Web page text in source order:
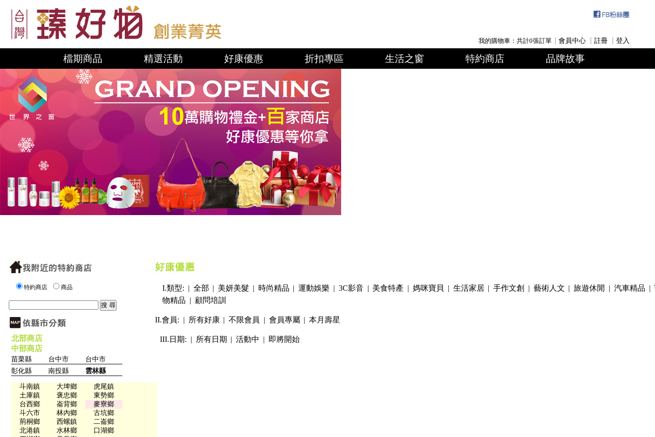
我的購物車：共計0張訂單 會員中心 註冊 登入
檔期商品 精選活動 好康優惠 折扣專區 生活之窗 特約商店 品牌故事
特約商店 商品
北部商店
中部商店
苗栗縣 台中市
台中市
彰化縣
南投縣 雲林縣
斗南鎮 大埤鄉
虎尾鎮
土庫鎮
褒忠鄉
東勢鄉
台西鄉
崙背鄉
麥寮鄉
斗六市
林內鄉
古坑鄉
荊桐鄉
西螺鎮
二崙鄉
北港鎮
水林鄉
口湖鄉
I.類型: | 全部 | 美妍美髮 | 時尚精品 |運動娛樂 | 3C影音| 美食特產 | 媽咪寶貝 | 生活家居|手作文創 | 藝術人文 |旅遊休閒 | 汽車精品 |
物精品 | 顧問培訓
II.會員: | 所有好康|不限會員 | 會員專屬|本月壽星
III.日期: | 所有日期 |活動中 | 即將開始